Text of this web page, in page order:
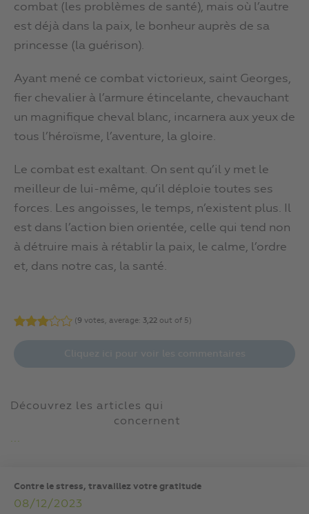
combat (les problèmes de santé), mais où l’autre
est déjà dans la paix, le bonheur auprès de sa
princesse (la guérison).
Ayant mené ce combat victorieux, saint Georges,
fier chevalier à l’armure étincelante, chevauchant
un magnifique cheval blanc, incarnera aux yeux de
tous l’héroïsme, l’aventure, la gloire.
Le combat est exaltant. On sent qu’il y met le
meilleur de lui-même, qu’il déploie toutes ses
forces. Les angoisses, le temps, n’existent plus. Il
est dans l’action bien orientée, celle qui tend non
à détruire mais à rétablir la paix, le calme, l’ordre
et, dans notre cas, la santé.
(9 votes, average: 3,22 out of 5)
Découvrez les articles qui
concernent
...
Contre le stress, travaillez votre gratitude
08/12/2023